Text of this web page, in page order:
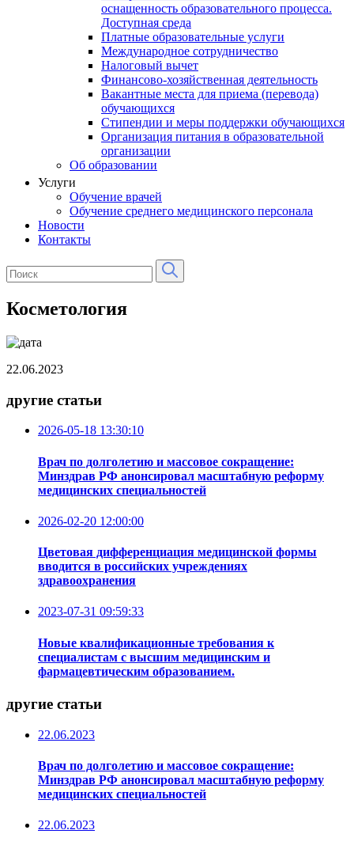
оснащенность образовательного процесса.
Доступная среда
Платные образовательные услуги
Международное сотрудничество
Налоговый вычет
Финансово-хозяйственная деятельность
Вакантные места для приема (перевода)
обучающихся
Стипендии и меры поддержки обучающихся
Организация питания в образовательной
организации
Об образовании
Услуги
Обучение врачей
Обучение среднего медицинского персонала
Новости
Контакты
Косметология
22.06.2023
другие статьи
2026-05-18 13:30:10
Врач по долголетию и массовое сокращение:
Минздрав РФ анонсировал масштабную реформу
медицинских специальностей
2026-02-20 12:00:00
Цветовая дифференциация медицинской формы
вводится в российских учреждениях
здравоохранения
2023-07-31 09:59:33
Новые квалификационные требования к
специалистам с высшим медицинским и
фармацевтическим образованием.
другие статьи
22.06.2023
Врач по долголетию и массовое сокращение:
Минздрав РФ анонсировал масштабную реформу
медицинских специальностей
22.06.2023